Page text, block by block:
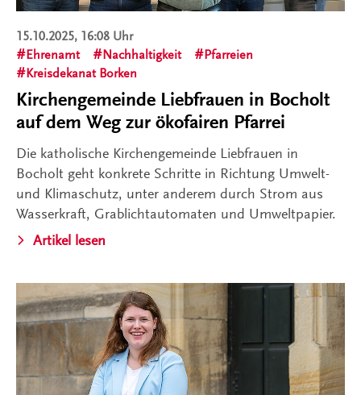
15.10.2025, 16:08 Uhr
Ehrenamt
Nachhaltigkeit
Pfarreien
Kreisdekanat Borken
Kirchengemeinde Liebfrauen in Bocholt
auf dem Weg zur ökofairen Pfarrei
Die katholische Kirchengemeinde Liebfrauen in
Bocholt geht konkrete Schritte in Richtung Umwelt-
und Klimaschutz, unter anderem durch Strom aus
Wasserkraft, Grablichtautomaten und Umweltpapier.
Artikel lesen